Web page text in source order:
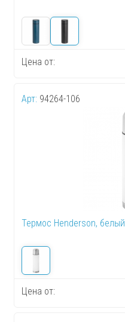
Цена от:
Арт: 94264-106
Термос Henderson, белый
Цена от: